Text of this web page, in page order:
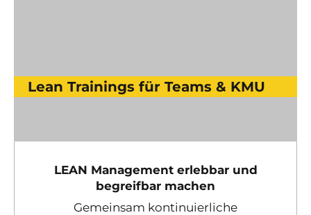
Lean Trainings für Teams & KMU
LEAN Management erlebbar und
begreifbar machen
Gemeinsam kontinuierliche